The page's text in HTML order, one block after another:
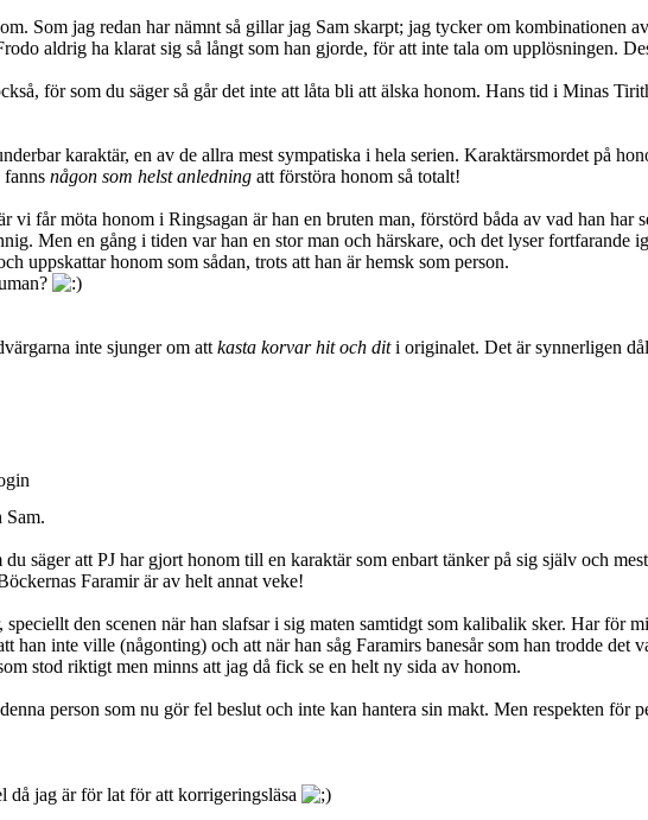
Som jag redan har nämnt så gillar jag Sam skarpt; jag tycker om kombinationen
aldrig ha klarat sig så långt som han gjorde, för att inte tala om upplösningen.
för som du säger så går det inte att låta bli att älska honom. Hans tid i Minas
karaktär, en av de allra mest sympatiska i hela serien. Karaktärsmordet på
någon som helst anledning att förstöra honom så totalt!
vi får möta honom i Ringsagan är han en bruten man, förstörd båda av vad han har
Men en gång i tiden var han en stor man och härskare, och det lyser fortfarande
uppskattar honom som sådan, trots att han är hemsk som person.
inte sjunger om att kasta korvar hit och diti originalet. Det är synnerligen
Sam.
säger att PJ har gjort honom till en karaktär som enbart tänker på sig själv och
Faramir är av helt annat veke!
den scenen när han slafsar i sig maten samtidgt som kalibalik sker. Har för
han inte ville (någonting) och att när han såg Faramirs banesår som han trodde
stod riktigt men minns att jag då fick se en helt ny sida av honom.
person som nu gör fel beslut och inte kan hantera sin makt. Men respekten för
då jag är för lat för att korrigeringsläsa